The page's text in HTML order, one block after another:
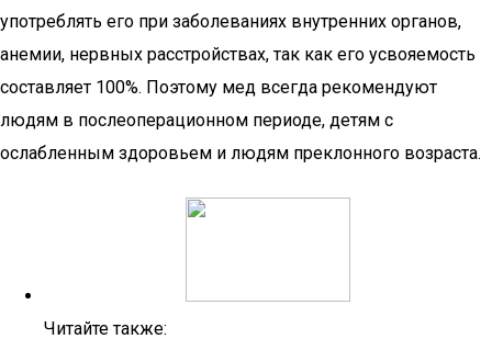
употреблять его при заболеваниях внутренних органов,
анемии, нервных расстройствах, так как его усвояемость
составляет 100%. Поэтому мед всегда рекомендуют
людям в послеоперационном периоде, детям с
ослабленным здоровьем и людям преклонного возраста.
Читайте также: